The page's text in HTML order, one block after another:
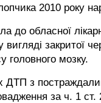
2010 року
до обласної
закритої
головного мозку.
ДТП з
за ч. 1